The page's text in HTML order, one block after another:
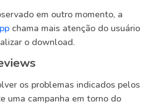
em outro momento, a
chama mais atenção do usuário
o download.
os problemas indicados pelos
uma campanha em torno do